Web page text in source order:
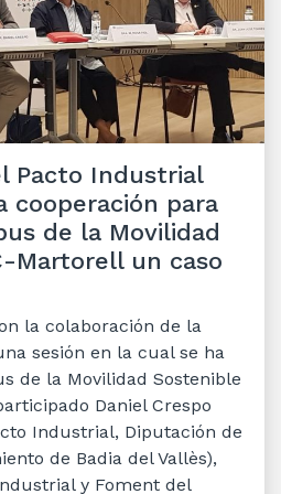
Pacto Industrial
cooperación para
de la Movilidad
Martorell un caso
la colaboración de la
sesión en la cual se ha
de la Movilidad Sostenible
Daniel Crespo
Industrial, Diputación de
de Badia del Vallès),
y Foment del